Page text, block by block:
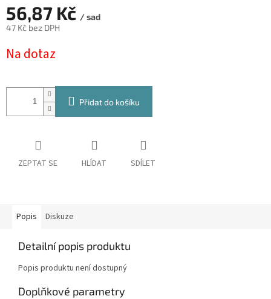
56,87 Kč / sad
47 Kč bez DPH
cena:
Na dotaz
Přidat do košíku
ZEPTAT SE HLÍDAT SDÍLET
Popis Diskuze
Detailní popis produktu
Popis produktu není dostupný
Doplňkové parametry